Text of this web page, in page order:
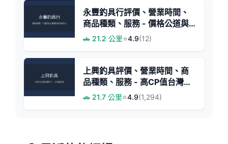
永豐釣具行評價、營業時間、
商品種類、服務 - 價格公道與
客製化多元
🚗 21.2 公里⭐4.9(12)
上興釣具評價、營業時間、商
品種類、服務 - 高CP值台灣品
牌釣竿專賣
🚗 21.7 公里⭐4.9(1,294)